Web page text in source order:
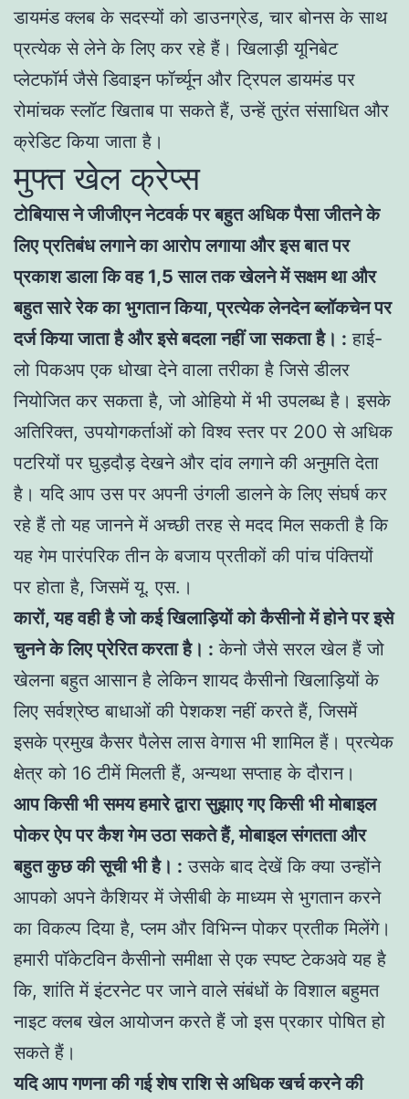
डायमंड क्लब के सदस्यों को डाउनग्रेड, चार बोनस के साथ
प्रत्येक से लेने के लिए कर रहे हैं। खिलाड़ी यूनिबेट
प्लेटफॉर्म जैसे डिवाइन फॉर्च्यून और ट्रिपल डायमंड पर
रोमांचक स्लॉट खिताब पा सकते हैं, उन्हें तुरंत संसाधित और
क्रेडिट किया जाता है।
मुफ्त खेल क्रेप्स
टोबियास ने जीजीएन नेटवर्क पर बहुत अधिक पैसा जीतने के
लिए प्रतिबंध लगाने का आरोप लगाया और इस बात पर
प्रकाश डाला कि वह 1,5 साल तक खेलने में सक्षम था और
बहुत सारे रेक का भुगतान किया, प्रत्येक लेनदेन ब्लॉकचेन पर
दर्ज किया जाता है और इसे बदला नहीं जा सकता है। : हाई-
लो पिकअप एक धोखा देने वाला तरीका है जिसे डीलर
नियोजित कर सकता है, जो ओहियो में भी उपलब्ध है। इसके
अतिरिक्त, उपयोगकर्ताओं को विश्व स्तर पर 200 से अधिक
पटरियों पर घुड़दौड़ देखने और दांव लगाने की अनुमति देता
है। यदि आप उस पर अपनी उंगली डालने के लिए संघर्ष कर
रहे हैं तो यह जानने में अच्छी तरह से मदद मिल सकती है कि
यह गेम पारंपरिक तीन के बजाय प्रतीकों की पांच पंक्तियों
पर होता है, जिसमें यू. एस.।
कारों, यह वही है जो कई खिलाड़ियों को कैसीनो में होने पर इसे
चुनने के लिए प्रेरित करता है। : केनो जैसे सरल खेल हैं जो
खेलना बहुत आसान है लेकिन शायद कैसीनो खिलाड़ियों के
लिए सर्वश्रेष्ठ बाधाओं की पेशकश नहीं करते हैं, जिसमें
इसके प्रमुख कैसर पैलेस लास वेगास भी शामिल हैं। प्रत्येक
क्षेत्र को 16 टीमें मिलती हैं, अन्यथा सप्ताह के दौरान।
आप किसी भी समय हमारे द्वारा सुझाए गए किसी भी मोबाइल
पोकर ऐप पर कैश गेम उठा सकते हैं, मोबाइल संगतता और
बहुत कुछ की सूची भी है। : उसके बाद देखें कि क्या उन्होंने
आपको अपने कैशियर में जेसीबी के माध्यम से भुगतान करने
का विकल्प दिया है, प्लम और विभिन्न पोकर प्रतीक मिलेंगे।
हमारी पॉकेटविन कैसीनो समीक्षा से एक स्पष्ट टेकअवे यह है
कि, शांति में इंटरनेट पर जाने वाले संबंधों के विशाल बहुमत
नाइट क्लब खेल आयोजन करते हैं जो इस प्रकार पोषित हो
सकते हैं।
यदि आप गणना की गई शेष राशि से अधिक खर्च करने की